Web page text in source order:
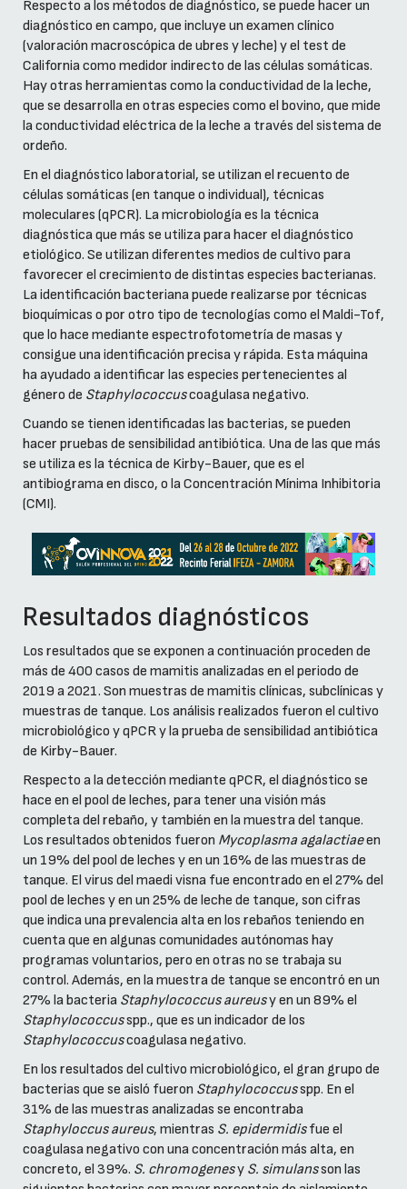
Respecto a los métodos de diagnóstico, se puede hacer un
diagnóstico en campo, que incluye un examen clínico
(valoración macroscópica de ubres y leche) y el test de
California como medidor indirecto de las células somáticas.
Hay otras herramientas como la conductividad de la leche,
que se desarrolla en otras especies como el bovino, que mide
la conductividad eléctrica de la leche a través del sistema de
ordeño.
En el diagnóstico laboratorial, se utilizan el recuento de
células somáticas (en tanque o individual), técnicas
moleculares (qPCR). La microbiología es la técnica
diagnóstica que más se utiliza para hacer el diagnóstico
etiológico. Se utilizan diferentes medios de cultivo para
favorecer el crecimiento de distintas especies bacterianas.
La identificación bacteriana puede realizarse por técnicas
bioquímicas o por otro tipo de tecnologías como el Maldi-Tof,
que lo hace mediante espectrofotometría de masas y
consigue una identificación precisa y rápida. Esta máquina
ha ayudado a identificar las especies pertenecientes al
género de Staphylococcuscoagulasa negativo.
Cuando se tienen identificadas las bacterias, se pueden
hacer pruebas de sensibilidad antibiótica. Una de las que más
se utiliza es la técnica de Kirby-Bauer, que es el
antibiograma en disco, o la Concentración Mínima Inhibitoria
(CMI).
Resultados diagnósticos
Los resultados que se exponen a continuación proceden de
más de 400 casos de mamitis analizadas en el periodo de
2019 a 2021. Son muestras de mamitis clínicas, subclínicas y
muestras de tanque. Los análisis realizados fueron el cultivo
microbiológico y qPCR y la prueba de sensibilidad antibiótica
de Kirby-Bauer.
Respecto a la detección mediante qPCR, el diagnóstico se
hace en el pool de leches, para tener una visión más
completa del rebaño, y también en la muestra del tanque.
Los resultados obtenidos fueron Mycoplasma agalactiaeen
un 19% del pool de leches y en un 16% de las muestras de
tanque. El virus del maedi visna fue encontrado en el 27% del
pool de leches y en un 25% de leche de tanque, son cifras
que indica una prevalencia alta en los rebaños teniendo en
cuenta que en algunas comunidades autónomas hay
programas voluntarios, pero en otras no se trabaja su
control. Además, en la muestra de tanque se encontró en un
27% la bacteria Staphylococcus aureusy en un 89% el
Staphylococcusspp., que es un indicador de los
Staphylococcuscoagulasa negativo.
En los resultados del cultivo microbiológico, el gran grupo de
bacterias que se aisló fueron Staphylococcusspp. En el
31% de las muestras analizadas se encontraba
Staphyloccus aureus, mientras S. epidermidisfue el
coagulasa negativo con una concentración más alta, en
concreto, el 39%. S. chromogenesy S. simulansson las